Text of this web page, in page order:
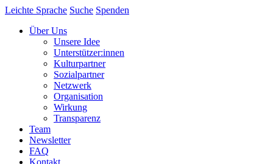
Leichte Sprache Suche Spenden
Über Uns
Unsere Idee
Unterstützer:innen
Kulturpartner
Sozialpartner
Netzwerk
Organisation
Wirkung
Transparenz
Team
Newsletter
FAQ
Kontakt